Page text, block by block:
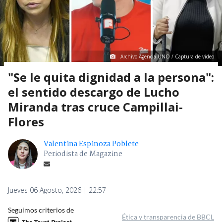
Archivo Agencia UNO / Captura de video
"Se le quita dignidad a la persona":
el sentido descargo de Lucho
Miranda tras cruce Campillai-
Flores
Valentina Espinoza Poblete
Periodista de Magazine
Jueves 06 Agosto, 2026 | 22:57
Seguimos criterios de
Ética y transparencia de BBCL